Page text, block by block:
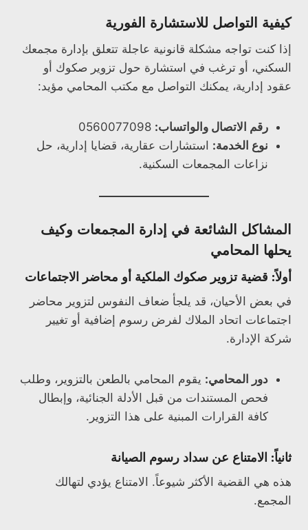
كيفية التواصل للاستشارة الفورية
إذا كنت تواجه مشكلة قانونية عاجلة تتعلق بإدارة مجمعك
السكني، أو ترغب في استشارة حول تزوير صكوك أو
عقود إدارية، يمكنك التواصل مع مكتب المحامي مؤيد:
رقم الاتصال والواتساب:
نوع الخدمة: استشارات عقارية، قضايا إدارية، حل
نزاعات المجمعات السكنية.
المشاكل الشائعة في إدارة المجمعات وكيف
يحلها المحامي
أولاً: قضية تزوير صكوك الملكية أو محاضر الاجتماعات
في بعض الأحيان، قد يلجأ ضعاف النفوس لتزوير محاضر
اجتماعات اتحاد الملاك لفرض رسوم إضافية أو تغيير
شركة الإدارة.
دور المحامي: يقوم المحامي بالطعن بالتزوير، وطلب
فحص المستندات من قبل الأدلة الجنائية، وإبطال
كافة القرارات المبنية على هذا التزوير.
ثانياً: الامتناع عن سداد رسوم الصيانة
هذه هي القضية الأكثر شيوعاً. الامتناع يؤدي لتهالك
المجمع.